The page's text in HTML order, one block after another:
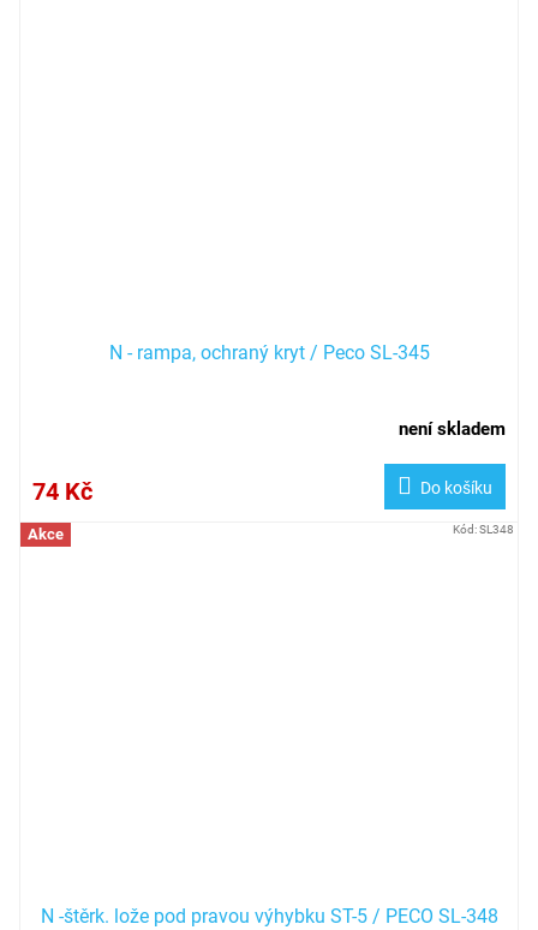
N - rampa, ochraný kryt / Peco SL-345
není skladem
74 Kč Do košíku
Akce
N -štěrk. lože pod pravou výhybku ST-5 / PECO SL-348
Kód:SL348